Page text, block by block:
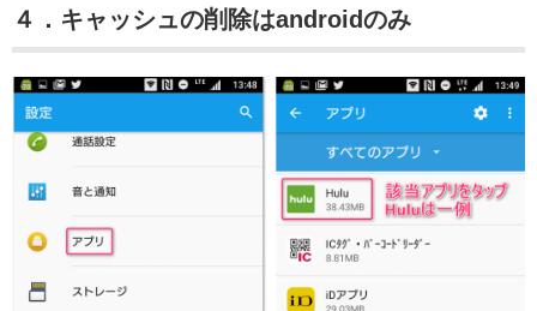
４．キャッシュの削除はandroidのみ